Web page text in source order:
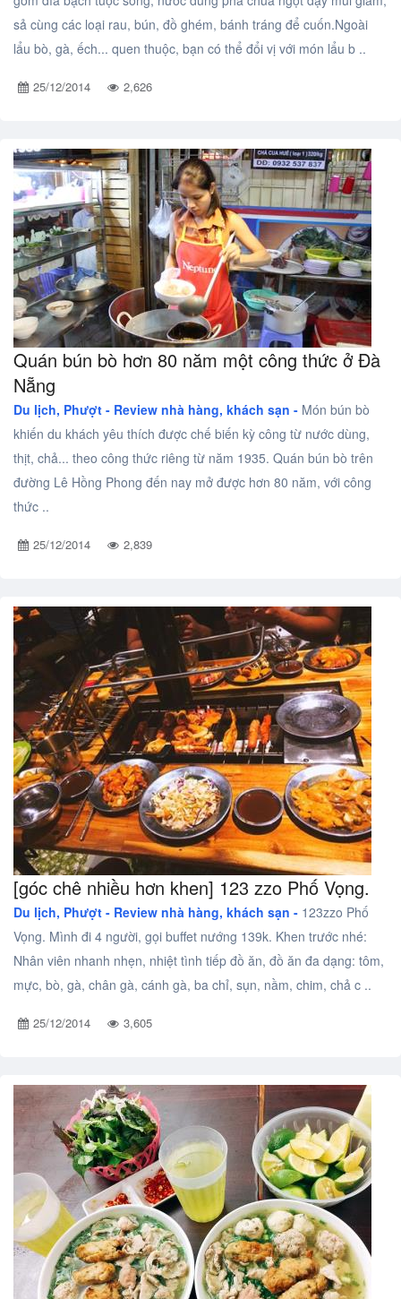
sả cùng các loại rau, bún, đồ ghém, bánh tráng để cuốn.Ngoài
lẩu bò, gà, ếch... quen thuộc, bạn có thể đổi vị với món lẩu b ..
25/12/2014 2,626
Quán bún bò hơn 80 năm một công thức ở Đà
Nẵng
Du lịch, Phượt - Review nhà hàng, khách sạn - Món bún bò
khiến du khách yêu thích được chế biến kỳ công từ nước dùng,
thịt, chả... theo công thức riêng từ năm 1935. Quán bún bò trên
đường Lê Hồng Phong đến nay mở được hơn 80 năm, với công
thức ..
25/12/2014 2,839
[góc chê nhiều hơn khen] 123 zzo Phố Vọng.
Du lịch, Phượt - Review nhà hàng, khách sạn - 123zzo Phố
Vọng. Mình đi 4 người, gọi buffet nướng 139k. Khen trước nhé:
Nhân viên nhanh nhẹn, nhiệt tình tiếp đồ ăn, đồ ăn đa dạng: tôm,
mực, bò, gà, chân gà, cánh gà, ba chỉ, sụn, nầm, chim, chả c ..
25/12/2014 3,605